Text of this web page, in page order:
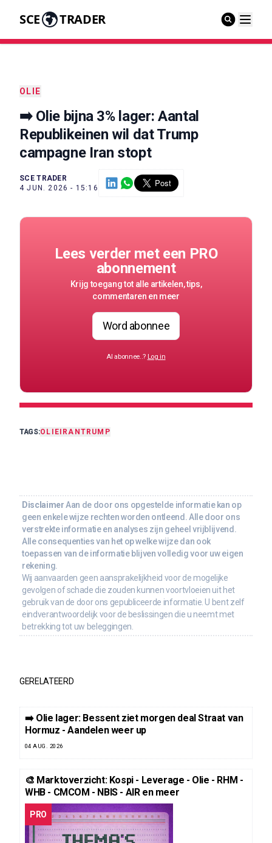
SCE TRADER
OLIE
➡️ Olie bijna 3% lager: Aantal
Republikeinen wil dat Trump
campagne Iran stopt
SCE TRADER
4 JUN. 2026 - 15:16
Lees verder met een PRO
abonnement
Krijg toegang tot alle artikelen, tips,
commentaren en meer
Word abonnee
Al abonnee..? Log in
TAGS:OLIE IRAN TRUMP
Disclaimer Aan de door ons opgestelde informatie kan op
geen enkele wijze rechten worden ontleend. Alle door ons
verstrekte informatie en analyses zijn geheel vrijblijvend.
Alle consequenties van het op welke wijze dan ook
toepassen van de informatie blijven volledig voor uw eigen
rekening.
Wij aanvaarden geen aansprakelijkheid voor de mogelijke
gevolgen of schade die zouden kunnen voortvloeien uit het
gebruik van de door ons gepubliceerde informatie. U bent zelf
eindverantwoordelijk voor de beslissingen die u neemt met
betrekking tot uw beleggingen.
GERELATEERD
➡️ Olie lager: Bessent ziet morgen deal Straat van
Hormuz - Aandelen weer up
04 AUG. 2026
🎨 Marktoverzicht: Kospi - Leverage - Olie - RHM -
WHB - CMCOM - NBIS - AIR en meer
PRO